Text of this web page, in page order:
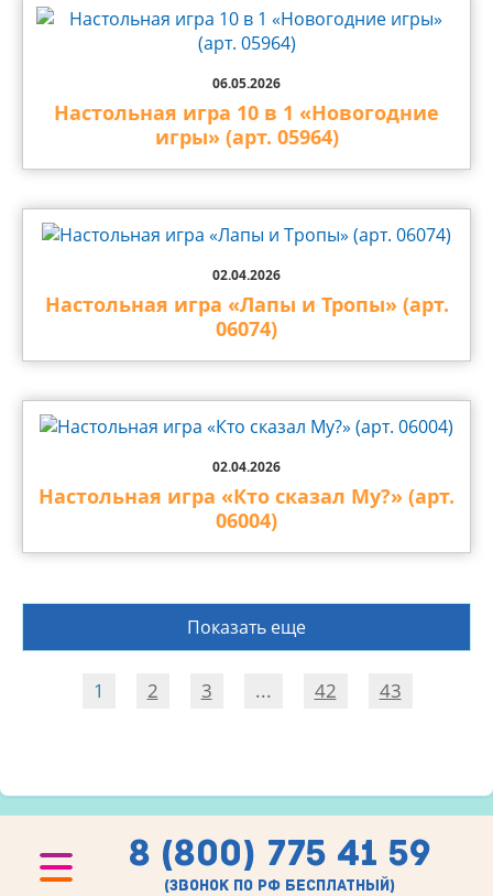
06.05.2026
Настольная игра 10 в 1 «Новогодние
игры» (арт. 05964)
02.04.2026
Настольная игра «Лапы и Тропы» (арт.
06074)
02.04.2026
Настольная игра «Кто сказал Му?» (арт.
06004)
Показать еще
1 2 3 ... 42 43
8 (800) 775 41 59
(звонок по рф бесплатный)